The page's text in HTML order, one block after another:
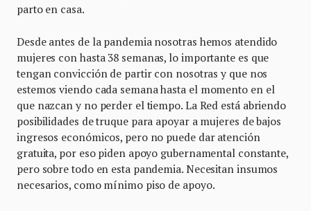
parto en casa.
Desde antes de la pandemia nosotras hemos atendido
mujeres con hasta 38 semanas, lo importante es que
tengan convicción de partir con nosotras y que nos
estemos viendo cada semana hasta el momento en el
que nazcan y no perder el tiempo. La Red está abriendo
posibilidades de truque para apoyar a mujeres de bajos
ingresos económicos, pero no puede dar atención
gratuita, por eso piden apoyo gubernamental constante,
pero sobre todo en esta pandemia. Necesitan insumos
necesarios, como mínimo piso de apoyo.